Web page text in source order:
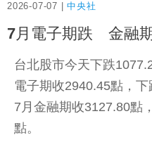
2026-07-07 |中央社
7月電子期跌 金融
台北股市今天下跌
電子期收2940.45點，下
7月金融期收3127.80點
點。